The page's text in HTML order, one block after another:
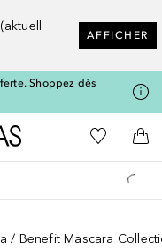
AFFICHER
Shoppez dès
Vers l'accueil Douglas
Vers Ma
Benefit Mascara